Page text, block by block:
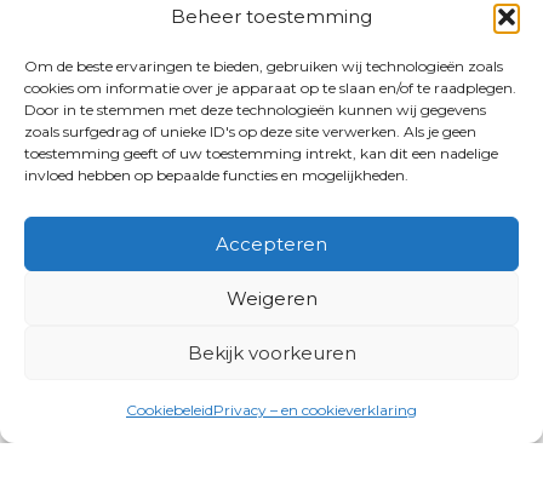
Beheer toestemming
Om de beste ervaringen te bieden, gebruiken wij technologieën zoals
cookies om informatie over je apparaat op te slaan en/of te raadplegen.
Door in te stemmen met deze technologieën kunnen wij gegevens
zoals surfgedrag of unieke ID's op deze site verwerken. Als je geen
toestemming geeft of uw toestemming intrekt, kan dit een nadelige
invloed hebben op bepaalde functies en mogelijkheden.
Accepteren
Weigeren
Bekijk voorkeuren
CookiebeleidPrivacy – en cookieverklaring